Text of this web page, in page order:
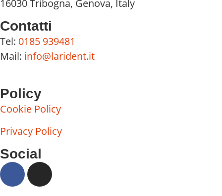
16030 Tribogna, Genova, Italy
Contatti
Tel: 0185 939481
Mail: info@larident.it
Policy
Cookie Policy
Privacy Policy
Social